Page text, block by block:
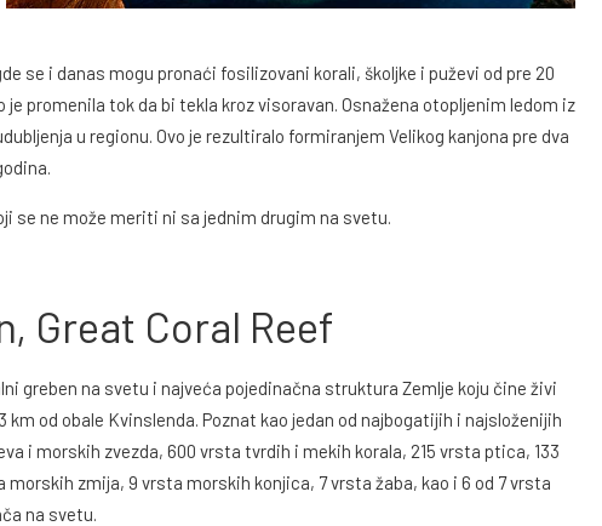
se i danas mogu pronaći fosilizovani korali, školjke i puževi od pre 20
promenila tok da bi tekla kroz visoravan. Osnažena otopljenim ledom iz
u regionu. Ovo je rezultiralo formiranjem Velikog kanjona pre dva
se ne može meriti ni sa jednim drugim na svetu.
Great Coral Reef
greben na svetu i najveća pojedinačna struktura Zemlje koju čine živi
od obale Kvinslenda. Poznat kao jedan od najbogatijih i najsloženijih
i morskih zvezda, 600 vrsta tvrdih i mekih korala, 215 vrsta ptica, 133
zmija, 9 vrsta morskih konjica, 7 vrsta žaba, kao i 6 od 7 vrsta
na svetu.